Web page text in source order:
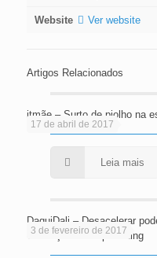
Website Ver website
Artigos Relacionados
17 de abril de 2017
itmãe – Surto de piolho na
Leia mais
3 de fevereiro de 2017
DaquiDali – Desacelerar
Conheça o slow parenting